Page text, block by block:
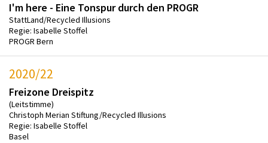
I'm here - Eine Tonspur durch den PROGR
StattLand/Recycled Illusions
Regie: Isabelle Stoffel
PROGR Bern
2020/22
Freizone Dreispitz
(Leitstimme)
Christoph Merian Stiftung/Recycled Illusions
Regie: Isabelle Stoffel
Basel